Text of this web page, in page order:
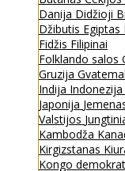
Danija Didžioji
Džibutis Egiptas
Fidžis Filipinai
Folklando salos
Gruzija
Indija Indonezija
Japonija
Valstijos
Kambodža
Kirgizstanas
Kongo